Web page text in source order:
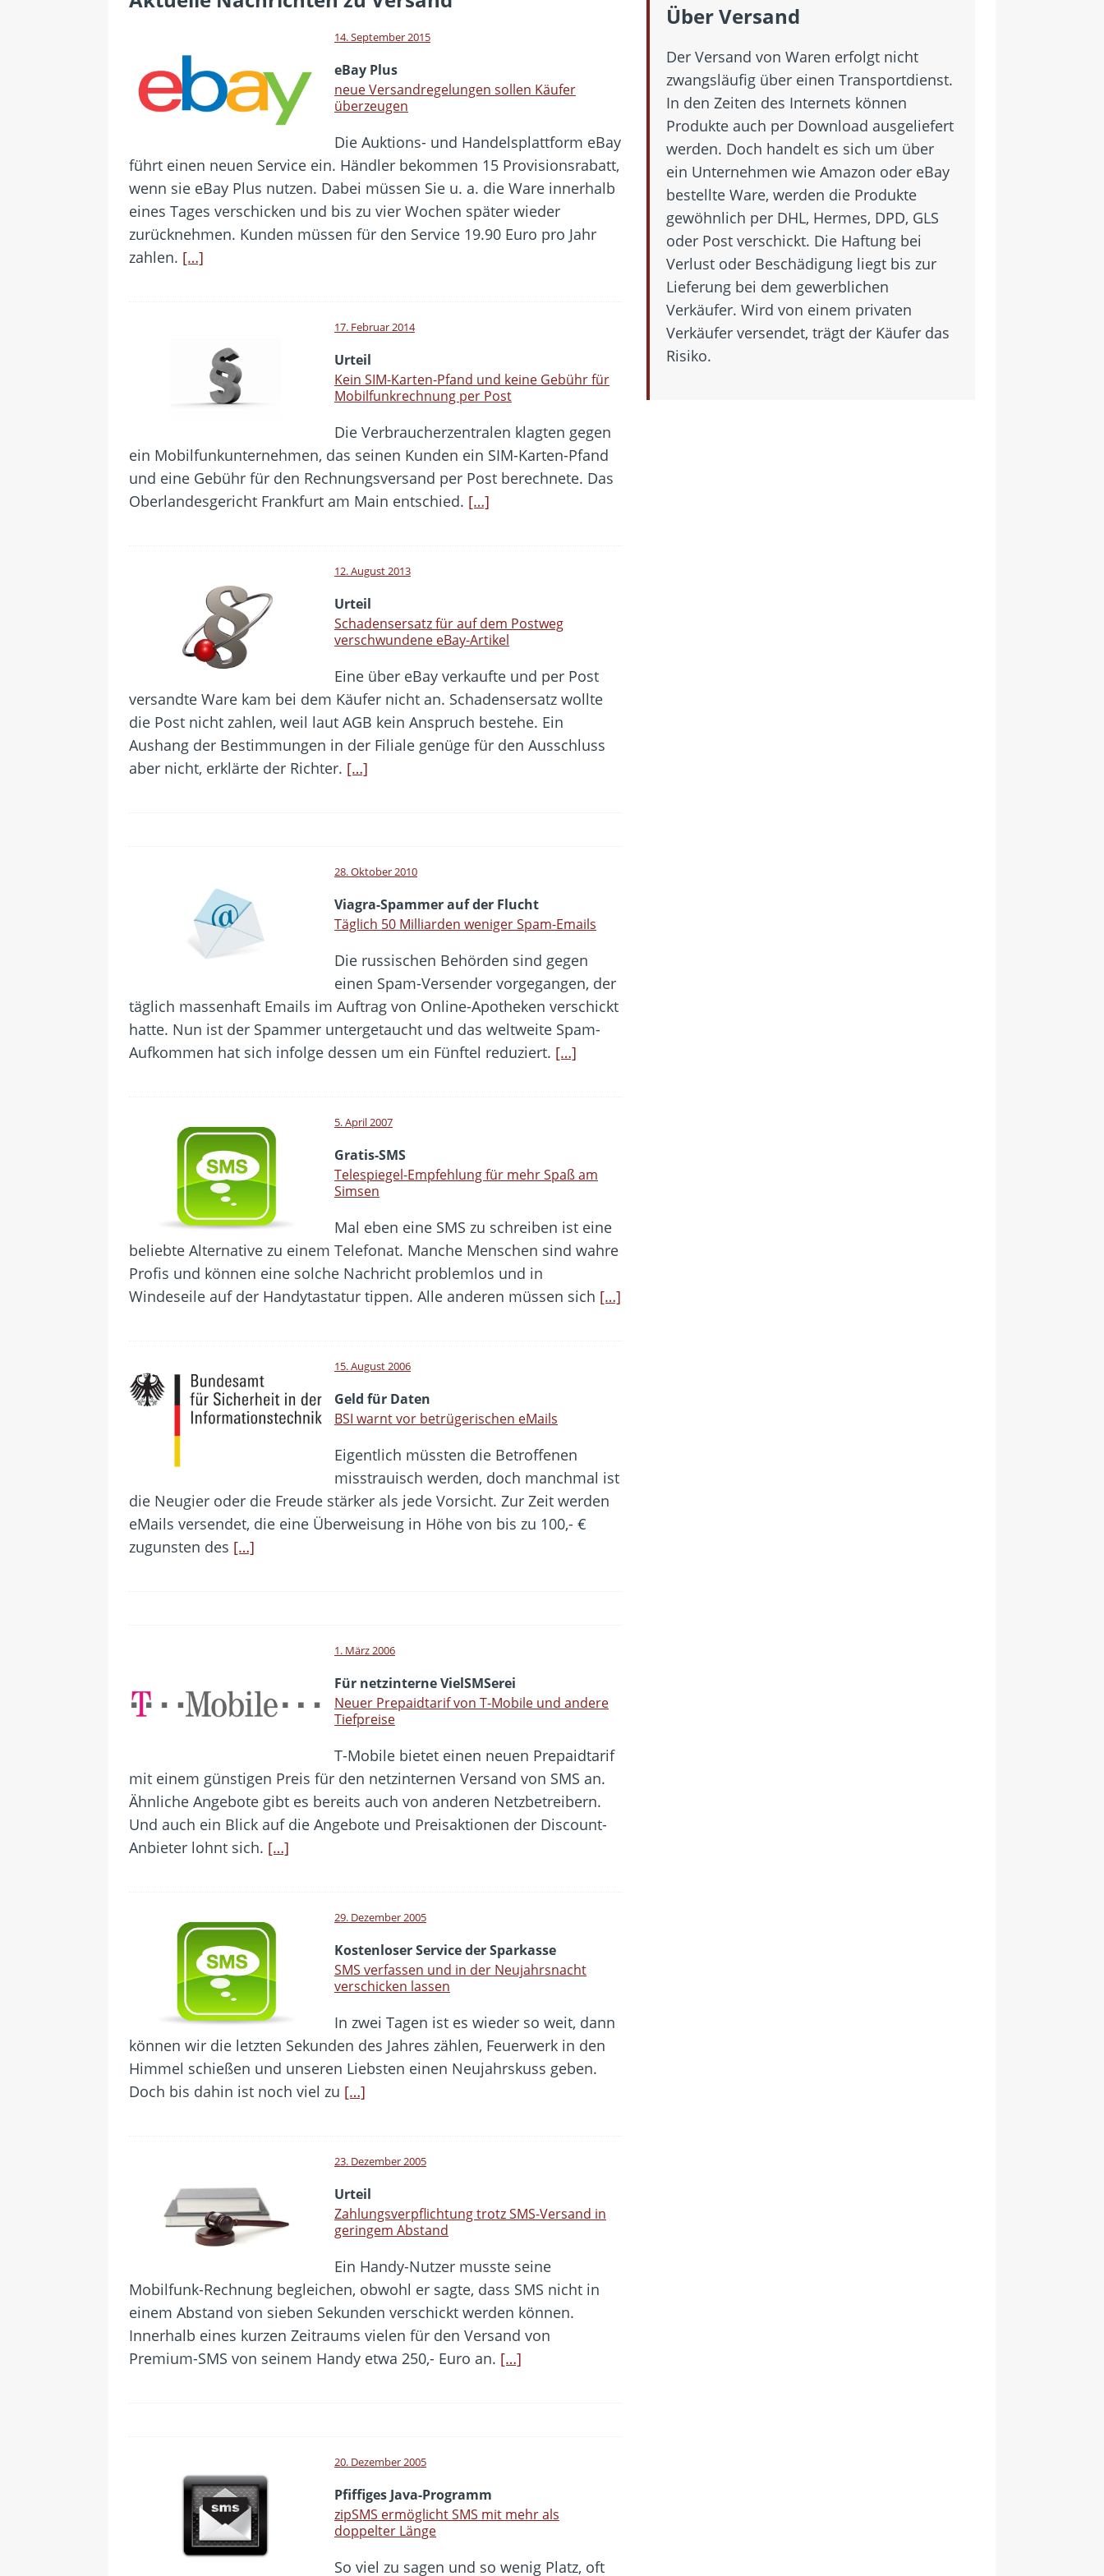
[ 20. Juli 2026 ]
BKA zerschlägt weltweit aktive Phishing-Plattform „Kratos“ – Hunderttausende Opfer
betroffen
Wahlfreiheit der Verbraucher gestärkt – Gerichtsurteil zu Apple
14. September 2015
eBay Plus
neue Versandregelungen sollen Käufer
überzeugen
Die Auktions- und Handelsplattform eBay
führt einen neuen Service ein. Händler bekommen 15 Provisionsrabatt,
wenn sie eBay Plus nutzen. Dabei müssen Sie u. a. die Ware innerhalb
eines Tages verschicken und bis zu vier Wochen später wieder
zurücknehmen. Kunden müssen für den Service 19.90 Euro pro Jahr
zahlen. […]
17. Februar 2014
Urteil
Kein SIM-Karten-Pfand und keine Gebühr für
Mobilfunkrechnung per Post
Die Verbraucherzentralen klagten gegen
ein Mobilfunkunternehmen, das seinen Kunden ein SIM-Karten-Pfand
und eine Gebühr für den Rechnungsversand per Post berechnete. Das
Oberlandesgericht Frankfurt am Main entschied. […]
12. August 2013
Urteil
Schadensersatz für auf dem Postweg
verschwundene eBay-Artikel
Eine über eBay verkaufte und per Post
versandte Ware kam bei dem Käufer nicht an. Schadensersatz wollte
die Post nicht zahlen, weil laut AGB kein Anspruch bestehe. Ein
Aushang der Bestimmungen in der Filiale genüge für den Ausschluss
aber nicht, erklärte der Richter. […]
28. Oktober 2010
Viagra-Spammer auf der Flucht
Täglich 50 Milliarden weniger Spam-Emails
Die russischen Behörden sind gegen
einen Spam-Versender vorgegangen, der
täglich massenhaft Emails im Auftrag von Online-Apotheken verschickt
hatte. Nun ist der Spammer untergetaucht und das weltweite Spam-
Aufkommen hat sich infolge dessen um ein Fünftel reduziert. […]
5. April 2007
Gratis-SMS
Telespiegel-Empfehlung für mehr Spaß am
Simsen
Mal eben eine SMS zu schreiben ist eine
beliebte Alternative zu einem Telefonat. Manche Menschen sind wahre
Profis und können eine solche Nachricht problemlos und in
Windeseile auf der Handytastatur tippen. Alle anderen müssen sich […]
15. August 2006
Geld für Daten
BSI warnt vor betrügerischen eMails
Eigentlich müssten die Betroffenen
misstrauisch werden, doch manchmal ist
die Neugier oder die Freude stärker als jede Vorsicht. Zur Zeit werden
eMails versendet, die eine Überweisung in Höhe von bis zu 100,- €
zugunsten des […]
1. März 2006
Für netzinterne VielSMSerei
Neuer Prepaidtarif von T-Mobile und andere
Tiefpreise
T-Mobile bietet einen neuen Prepaidtarif
mit einem günstigen Preis für den netzinternen Versand von SMS an.
Ähnliche Angebote gibt es bereits auch von anderen Netzbetreibern.
Und auch ein Blick auf die Angebote und Preisaktionen der Discount-
Anbieter lohnt sich. […]
29. Dezember 2005
Kostenloser Service der Sparkasse
SMS verfassen und in der Neujahrsnacht
verschicken lassen
In zwei Tagen ist es wieder so weit, dann
können wir die letzten Sekunden des Jahres zählen, Feuerwerk in den
Himmel schießen und unseren Liebsten einen Neujahrskuss geben.
Doch bis dahin ist noch viel zu […]
23. Dezember 2005
Urteil
Zahlungsverpflichtung trotz SMS-Versand in
geringem Abstand
Ein Handy-Nutzer musste seine
Mobilfunk-Rechnung begleichen, obwohl er sagte, dass SMS nicht in
einem Abstand von sieben Sekunden verschickt werden können.
Innerhalb eines kurzen Zeitraums vielen für den Versand von
Premium-SMS von seinem Handy etwa 250,- Euro an. […]
20. Dezember 2005
Pfiffiges Java-Programm
zipSMS ermöglicht SMS mit mehr als
doppelter Länge
So viel zu sagen und so wenig Platz, oft
Über Versand
Der Versand von Waren erfolgt nicht
zwangsläufig über einen Transportdienst.
In den Zeiten des Internets können
Produkte auch per Download ausgeliefert
werden. Doch handelt es sich um über
ein Unternehmen wie Amazon oder eBay
bestellte Ware, werden die Produkte
gewöhnlich per DHL, Hermes, DPD, GLS
oder Post verschickt. Die Haftung bei
Verlust oder Beschädigung liegt bis zur
Lieferung bei dem gewerblichen
Verkäufer. Wird von einem privaten
Verkäufer versendet, trägt der Käufer das
Risiko.